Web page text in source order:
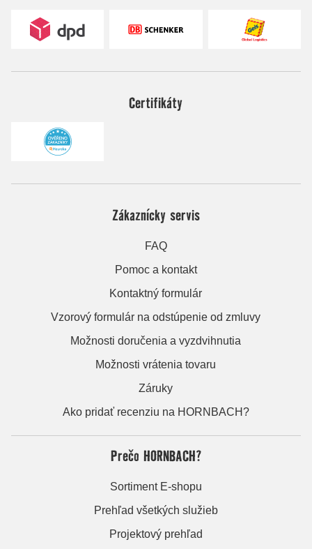
Certifikáty
Zákaznícky servis
FAQ
Pomoc a kontakt
Kontaktný formulár
Vzorový formulár na odstúpenie od zmluvy
Možnosti doručenia a vyzdvihnutia
Možnosti vrátenia tovaru
Záruky
Ako pridať recenziu na HORNBACH?
Prečo HORNBACH?
Sortiment E-shopu
Prehľad všetkých služieb
Projektový prehľad